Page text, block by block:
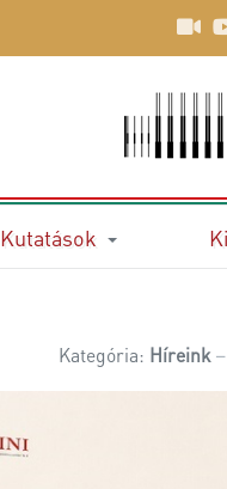
Kutatások
Kategória: Híreink